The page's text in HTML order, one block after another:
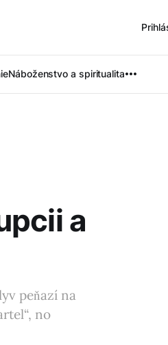
Náboženstvo a spiritualita
a
peňazí na
no